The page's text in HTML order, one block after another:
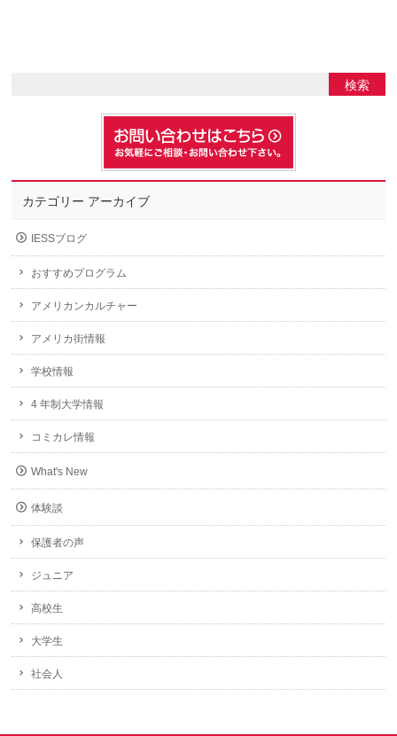
カテゴリー アーカイブ
IESSブログ
おすすめプログラム
アメリカンカルチャー
アメリカ街情報
学校情報
4 年制大学情報
コミカレ情報
What's New
体験談
保護者の声
ジュニア
高校生
大学生
社会人